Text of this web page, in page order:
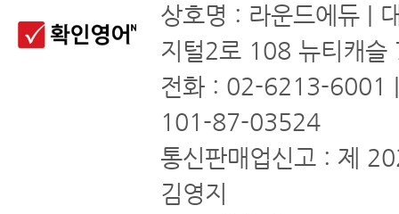
상호명 : 라운드에듀 |
지털2로 108 뉴티캐슬
전화 : 02-6213-6001
101-87-03524
통신판매업신고 : 제
김영지